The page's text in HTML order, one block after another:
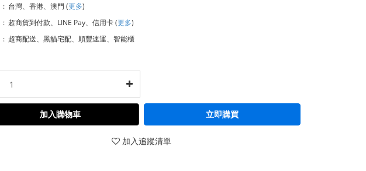
: 台灣、香港、澳門 (更多)
: 超商貨到付款、LINE Pay、信用卡(更多)
: 超商配送、黑貓宅配、順豐速運、智能櫃
加入購物車 立即購買
加入追蹤清單